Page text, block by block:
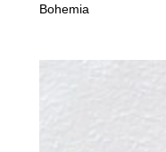
Bohemia